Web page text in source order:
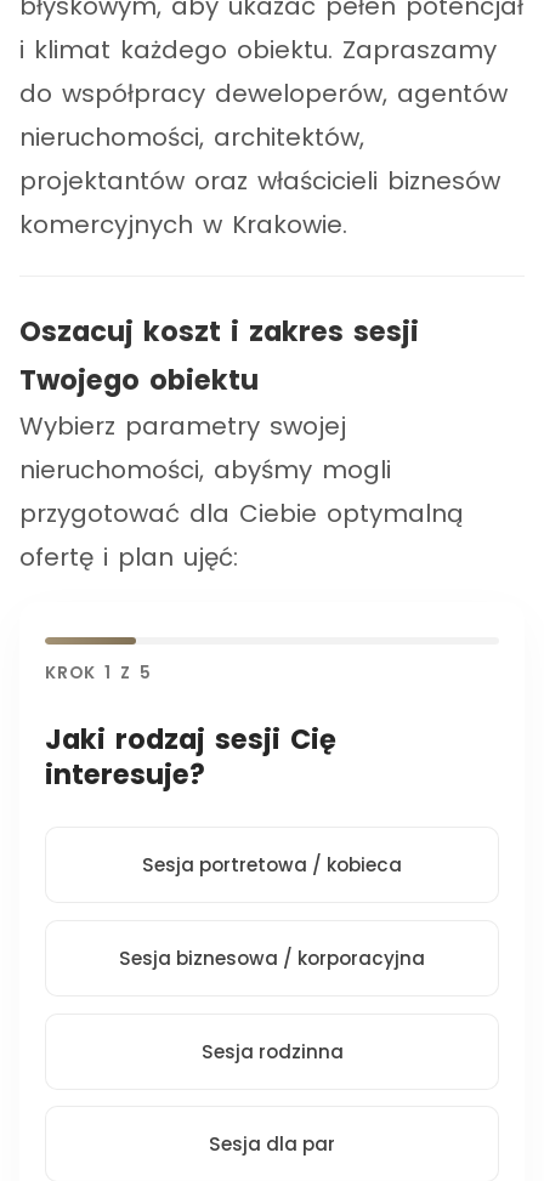
i klimat każdego obiektu. Zapraszamy
do współpracy deweloperów, agentów
nieruchomości, architektów,
projektantów oraz właścicieli biznesów
komercyjnych w Krakowie.
Oszacuj koszt i zakres sesji
Twojego obiektu
Wybierz parametry swojej
nieruchomości, abyśmy mogli
przygotować dla Ciebie optymalną
ofertę i plan ujęć:
KROK 1 Z 5
Jaki rodzaj sesji Cię
interesuje?
Sesja portretowa / kobieca
Sesja biznesowa / korporacyjna
Sesja rodzinna
Sesja dla par